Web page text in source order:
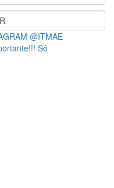
@ITMAE
Só